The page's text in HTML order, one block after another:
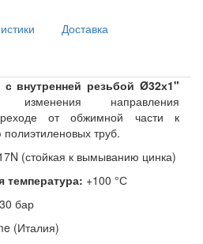
Доставка
внутренней резьбой Ø32х1"
изменения направления
от обжимной части к
труб.
(стойкая к вымыванию цинка)
температура: +100 °С
бар
(Италия)